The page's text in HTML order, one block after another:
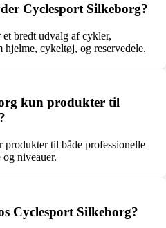
Cyclesport Silkeborg?
bredt udvalg af cykler,
cykeltøj, og reservedele.
kun produkter til
til både professionelle
niveauer.
Cyclesport Silkeborg?